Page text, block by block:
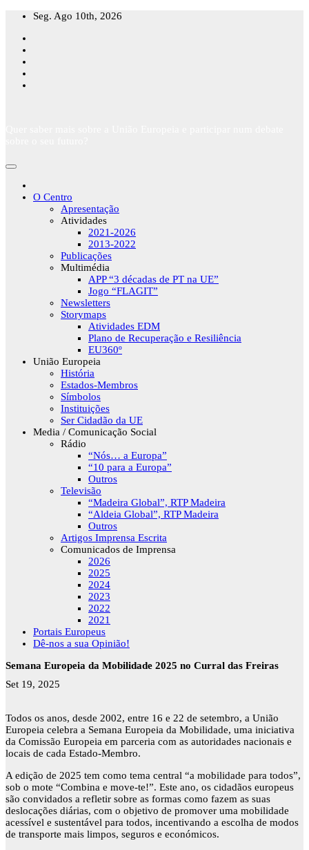
Skip
content
Seg. Ago 10th, 2026
O Centro
Apresentação
Atividades
2021-2026
2013-2022
Publicações
Multimédia
APP “3 décadas de PT na UE”
Jogo “FLAGIT”
Newsletters
Storymaps
Atividades EDM
Plano de Recuperação e Resiliência
EU360º
União Europeia
História
Estados-Membros
Símbolos
Instituições
Ser Cidadão da UE
Media / Comunicação Social
Rádio
“Nós… a Europa”
“10 para a Europa”
Outros
Televisão
“Madeira Global”, RTP Madeira
“Aldeia Global”, RTP Madeira
Outros
Artigos Imprensa Escrita
Comunicados de Imprensa
2026
2025
2024
2023
2022
2021
Portais Europeus
Dê-nos a sua Opinião!
Semana Europeia da Mobilidade 2025 no Curral das Freiras
Set 19, 2025
Todos os anos, desde 2002, entre 16 e 22 de setembro, a União
Europeia celebra a Semana Europeia da Mobilidade, uma iniciativa
da Comissão Europeia em parceria com as autoridades nacionais e
locais de cada Estado-Membro.
A edição de 2025 tem como tema central “a mobilidade para todos”,
sob o mote “Combina e move-te!”. Este ano, os cidadãos europeus
são convidados a refletir sobre as formas como fazem as suas
deslocações diárias, com o objetivo de promover uma mobilidade
acessível e sustentável para todos, incentivando a escolha de modos
de transporte mais limpos, seguros e económicos.